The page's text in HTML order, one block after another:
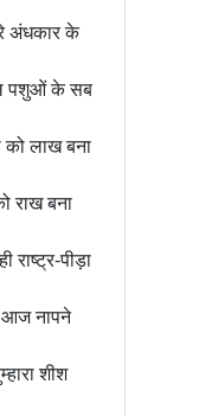
अंधकार के
पशुओं के सब
लाख बना
राख बना
राष्ट्र-पीड़ा
नापने
शीश